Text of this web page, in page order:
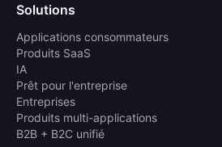
Solutions
Applications consommateurs
Produits SaaS
IA
Prêt pour l'entreprise
Entreprises
Produits multi-applications
B2B + B2C unifié